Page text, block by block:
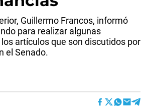
Guillermo Francos, informó
para realizar algunas
los artículos que son discutidos por
el Senado.